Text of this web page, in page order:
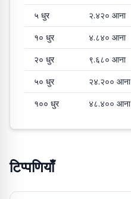
५ धुर २.४२० आना
१० धुर ४.८४० आना
२० धुर ९.६८० आना
५० धुर २४.२०० आना
१०० धुर ४८.४०० आना
टिप्पणियाँ